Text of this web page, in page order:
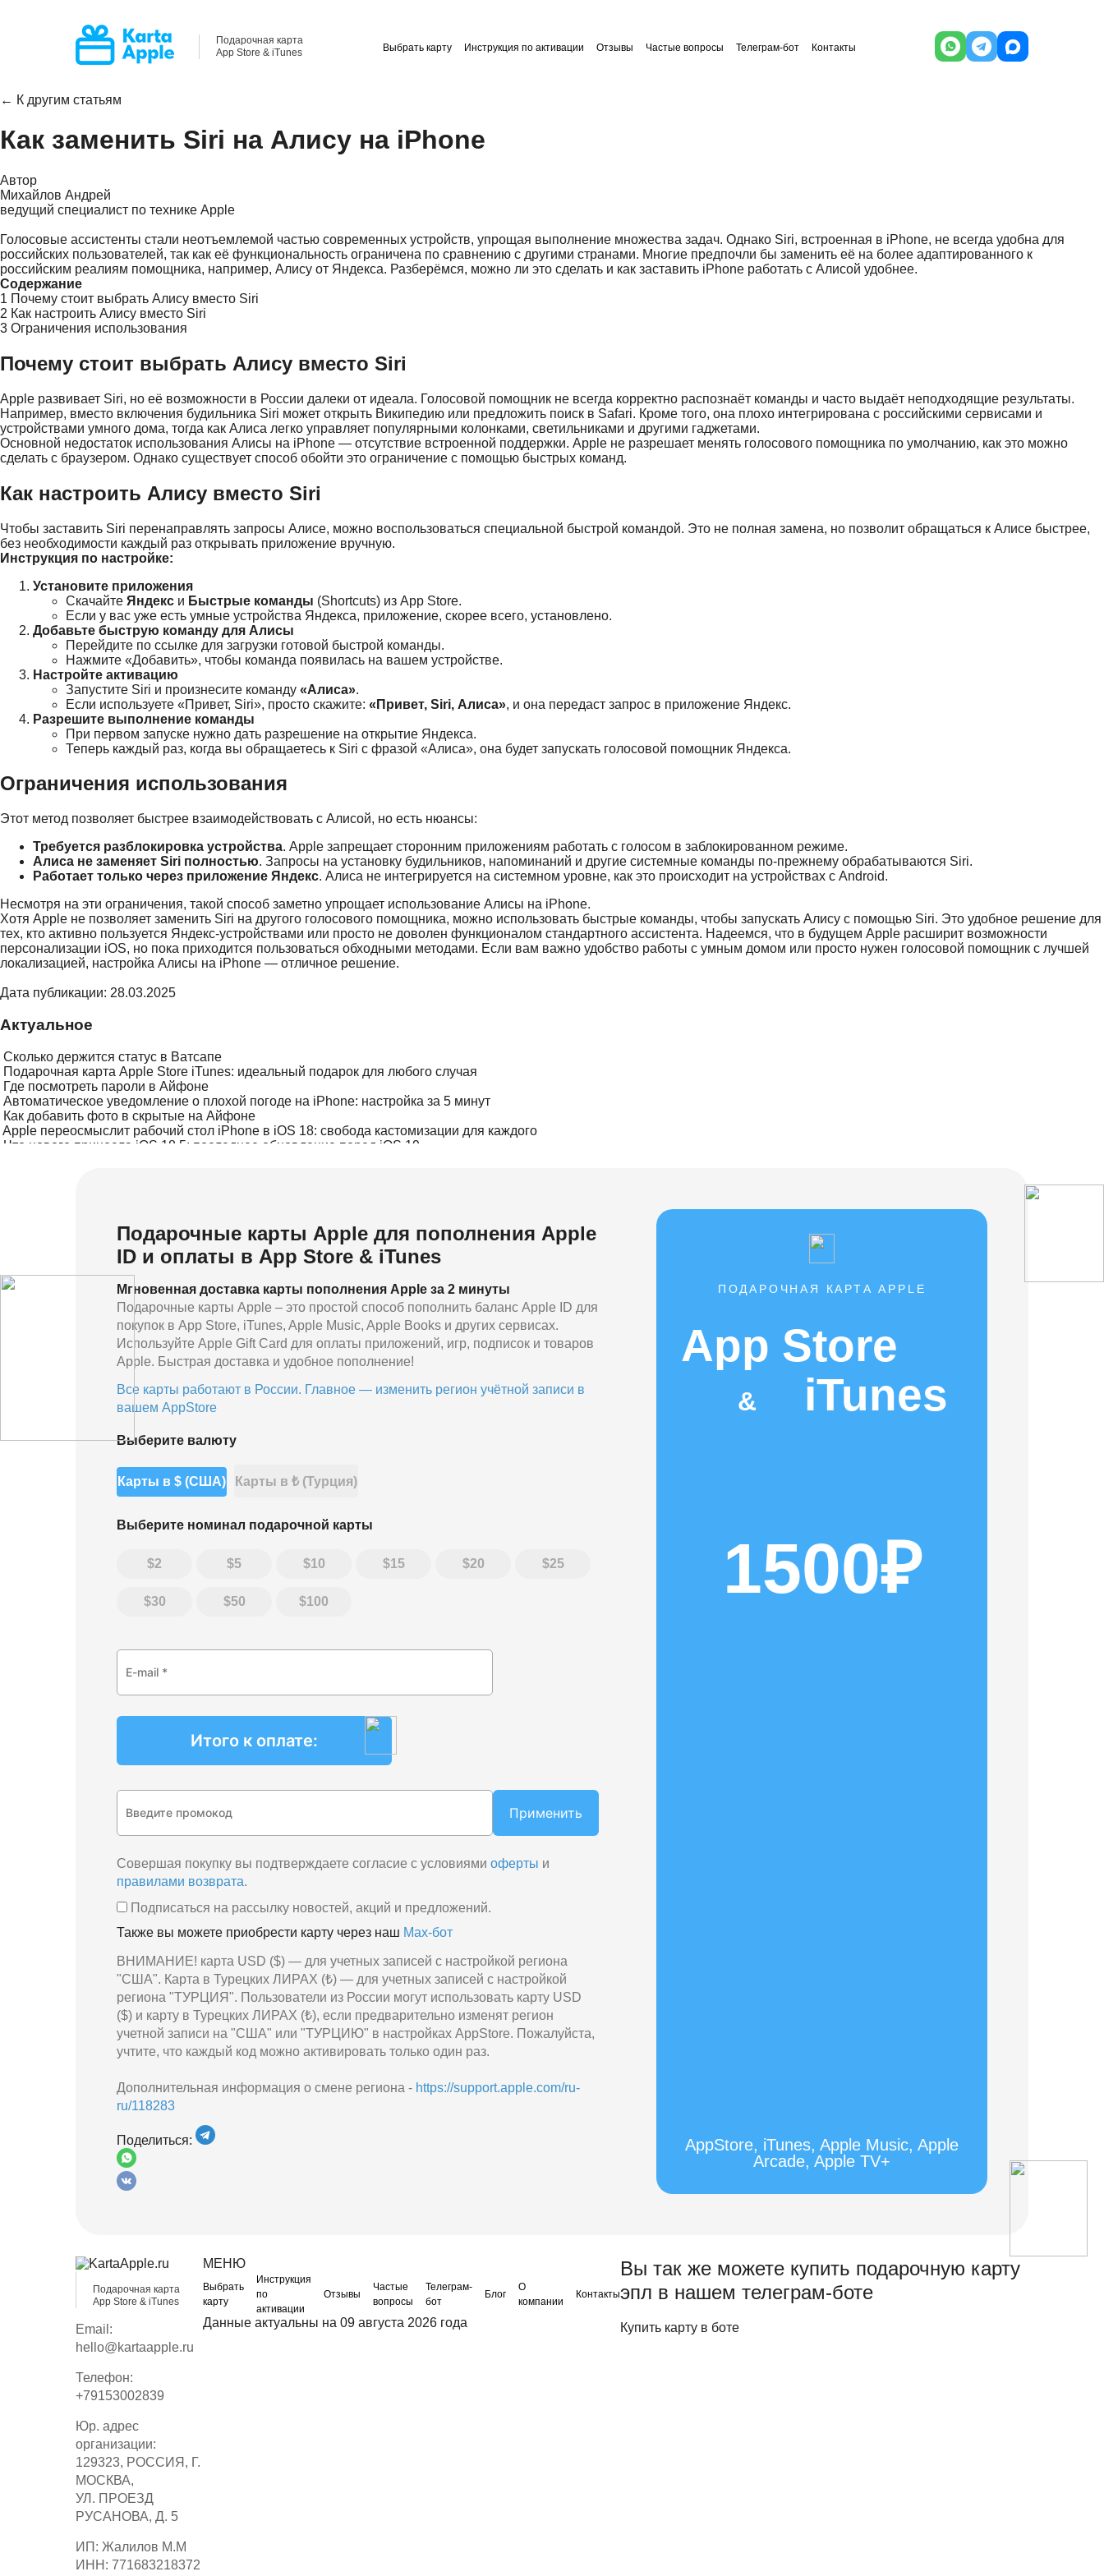
Подарочная карта
App Store & iTunes
Выбрать карту Инструкция по активации Отзывы Частые вопросы Телеграм-бот Контакты
← К другим статьям
Как заменить Siri на Алису на iPhone
Автор
Михайлов Андрей
ведущий специалист по технике Apple
Голосовые ассистенты стали неотъемлемой частью современных устройств, упрощая выполнение множества задач. Однако Siri, встроенная в iPhone, не всегда удобна для
российских пользователей, так как её функциональность ограничена по сравнению с другими странами. Многие предпочли бы заменить её на более адаптированного к
российским реалиям помощника, например, Алису от Яндекса. Разберёмся, можно ли это сделать и как заставить iPhone работать с Алисой удобнее.
Содержание
1 Почему стоит выбрать Алису вместо Siri
2 Как настроить Алису вместо Siri
3 Ограничения использования
Почему стоит выбрать Алису вместо Siri
Apple развивает Siri, но её возможности в России далеки от идеала. Голосовой помощник не всегда корректно распознаёт команды и часто выдаёт неподходящие результаты.
Например, вместо включения будильника Siri может открыть Википедию или предложить поиск в Safari. Кроме того, она плохо интегрирована с российскими сервисами и
устройствами умного дома, тогда как Алиса легко управляет популярными колонками, светильниками и другими гаджетами.
Основной недостаток использования Алисы на iPhone — отсутствие встроенной поддержки. Apple не разрешает менять голосового помощника по умолчанию, как это можно
сделать с браузером. Однако существует способ обойти это ограничение с помощью быстрых команд.
Как настроить Алису вместо Siri
Чтобы заставить Siri перенаправлять запросы Алисе, можно воспользоваться специальной быстрой командой. Это не полная замена, но позволит обращаться к Алисе быстрее,
без необходимости каждый раз открывать приложение вручную.
Инструкция по настройке:
Установите приложения
Скачайте Яндекс и Быстрые команды (Shortcuts) из App Store.
Если у вас уже есть умные устройства Яндекса, приложение, скорее всего, установлено.
Добавьте быструю команду для Алисы
Перейдите по ссылке для загрузки готовой быстрой команды.
Нажмите «Добавить», чтобы команда появилась на вашем устройстве.
Настройте активацию
Запустите Siri и произнесите команду «Алиса».
Если используете «Привет, Siri», просто скажите: «Привет, Siri, Алиса», и она передаст запрос в приложение Яндекс.
Разрешите выполнение команды
При первом запуске нужно дать разрешение на открытие Яндекса.
Теперь каждый раз, когда вы обращаетесь к Siri с фразой «Алиса», она будет запускать голосовой помощник Яндекса.
Ограничения использования
Этот метод позволяет быстрее взаимодействовать с Алисой, но есть нюансы:
Требуется разблокировка устройства. Apple запрещает сторонним приложениям работать с голосом в заблокированном режиме.
Алиса не заменяет Siri полностью. Запросы на установку будильников, напоминаний и другие системные команды по-прежнему обрабатываются Siri.
Работает только через приложение Яндекс. Алиса не интегрируется на системном уровне, как это происходит на устройствах с Android.
Несмотря на эти ограничения, такой способ заметно упрощает использование Алисы на iPhone.
Хотя Apple не позволяет заменить Siri на другого голосового помощника, можно использовать быстрые команды, чтобы запускать Алису с помощью Siri. Это удобное решение для
тех, кто активно пользуется Яндекс-устройствами или просто не доволен функционалом стандартного ассистента. Надеемся, что в будущем Apple расширит возможности
персонализации iOS, но пока приходится пользоваться обходными методами. Если вам важно удобство работы с умным домом или просто нужен голосовой помощник с лучшей
локализацией, настройка Алисы на iPhone — отличное решение.
Дата публикации: 28.03.2025
Актуальное
Сколько держится статус в Ватсапе
Подарочная карта Apple Store iTunes: идеальный подарок для любого случая
Где посмотреть пароли в Айфоне
Автоматическое уведомление о плохой погоде на iPhone: настройка за 5 минут
Как добавить фото в скрытые на Айфоне
Apple переосмыслит рабочий стол iPhone в iOS 18: свобода кастомизации для каждого
Что нового принесла iOS 18.5: последнее обновление перед iOS 19
Подарочные карты Apple для пополнения Apple
ID и оплаты в App Store & iTunes
Мгновенная доставка карты пополнения Apple за 2 минуты
Подарочные карты Apple – это простой способ пополнить баланс Apple ID для
покупок в App Store, iTunes, Apple Music, Apple Books и других сервисах.
Используйте Apple Gift Card для оплаты приложений, игр, подписок и товаров
Apple. Быстрая доставка и удобное пополнение!
Все карты работают в России. Главное — изменить регион учётной записи в
вашем AppStore
Выберите валюту
Карты в $ (США) Карты в ₺ (Турция)
Выберите номинал подарочной карты
2 5 10 15 20 25
30 50 100
Применить
Совершая покупку вы подтверждаете согласие с условиями оферты и
правилами возврата.
Подписаться на рассылку новостей, акций и предложений.
Также вы можете приобрести карту через наш Max‑бот
ВНИМАНИЕ! карта USD ($) — для учетных записей с настройкой региона
"США". Карта в Турецких ЛИРАХ (₺) — для учетных записей с настройкой
региона "ТУРЦИЯ". Пользователи из России могут использовать карту USD
($) и карту в Турецких ЛИРАХ (₺), если предварительно изменят регион
учетной записи на "США" или "ТУРЦИЮ" в настройках AppStore. Пожалуйста,
учтите, что каждый код можно активировать только один раз.
Дополнительная информация о смене региона - https://support.apple.com/ru-
ru/118283
Поделиться:
ПОДАРОЧНАЯ КАРТА APPLE
App Store
& iTunes
1500₽
AppStore, iTunes, Apple Music, Apple
Arcade, Apple TV+
Подарочная карта
App Store & iTunes
Email:
hello@kartaapple.ru
Телефон:
+79153002839
Юр. адрес
организации:
129323, РОССИЯ, Г.
МОСКВА,
УЛ. ПРОЕЗД
РУСАНОВА, Д. 5
ИП: Жалилов М.М
ИНН: 771683218372
МЕНЮ
Выбрать
карту
Инструкция
по
активации
Отзывы
Частые
вопросы
Телеграм-
бот
Блог
О
компании
Контакты
Данные актуальны на 09 августа 2026 года
Вы так же можете купить подарочную карту
эпл в нашем телеграм-боте
Купить карту в боте